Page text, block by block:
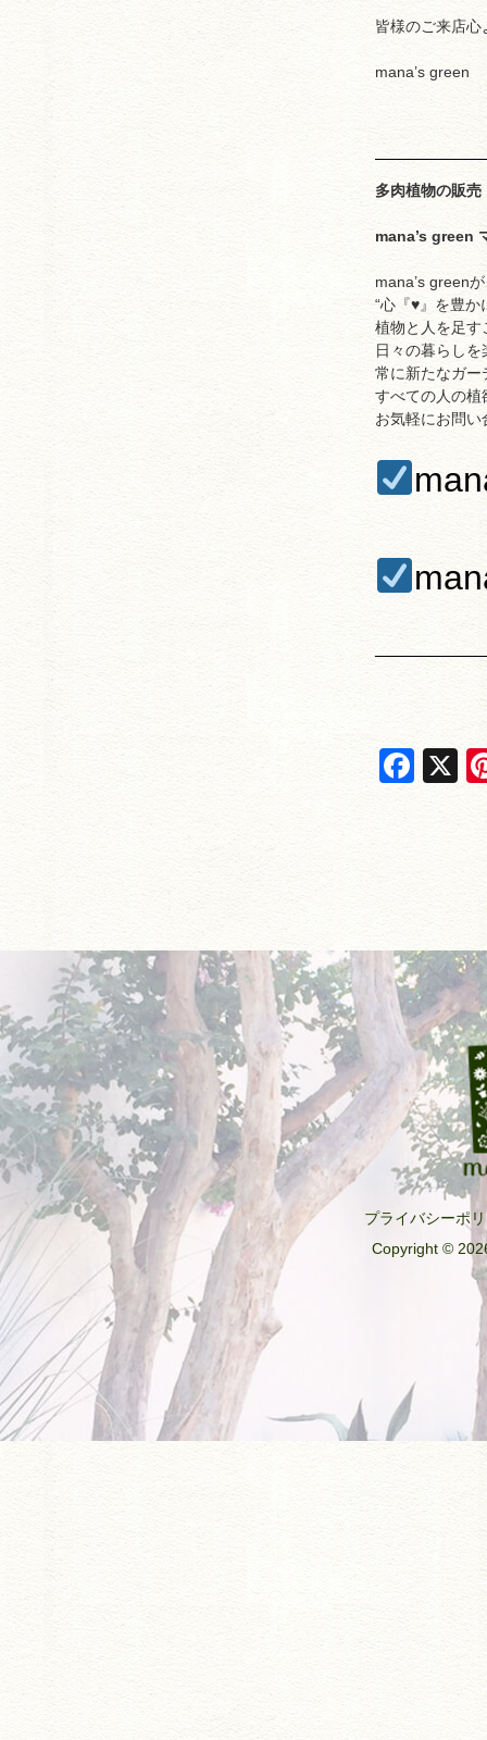
皆様のご来店
mana’s green
多肉植物の販
mana’s green
mana’s green
“心『♥︎』を豊か
植物と人を足す
日々の暮らし
常に新たなガー
すべての人の植
お気軽にお問
F
o
k
X
プライバシーポ
Copyright ©